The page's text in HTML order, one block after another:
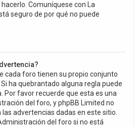
Comuníquese con La
seguro de por qué no puede
cada foro tienen su propio conjunto
ha quebrantado alguna regla puede
Por favor recuerde que esta es una
del foro, y phpBB Limited no
advertencias dadas en este sitio.
del foro si no está